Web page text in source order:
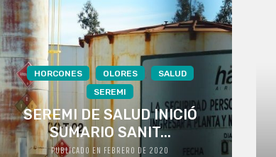
HORCONES OLORES
SALUD
SEREMI
SEREMI DE SALUD INICIÓ
SUMARIO SANIT...
PUBLICADO EN FEBRERO DE 2020